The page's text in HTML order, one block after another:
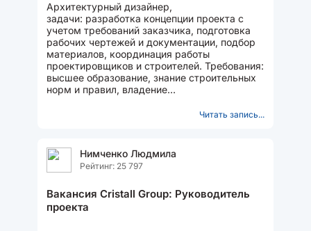
Архитектурный дизайнер,
задачи: разработка концепции проекта с
учетом требований заказчика, подготовка
рабочих чертежей и документации, подбор
материалов, координация работы
проектировщиков и строителей. Требования:
высшее образование, знание строительных
норм и правил, владение
Читать запись...
Нимченко Людмила
Рейтинг: 25 797
Вакансия Cristall Group: Руководитель
проекта